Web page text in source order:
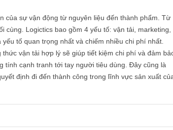
của sự vận động từ nguyên liệu đến thành phẩm. Từ
cùng. Logictics bao gồm 4 yếu tố: vận tải, marketing,
tố quan trọng nhất và chiếm nhiều chi phí nhất.
vận tải hợp lý sẽ giúp tiết kiệm chi phí và đảm
tính cạnh tranh tới tay người tiêu dùng. Đây cũng là
định đi đến thành công trong lĩnh vực sản xuất